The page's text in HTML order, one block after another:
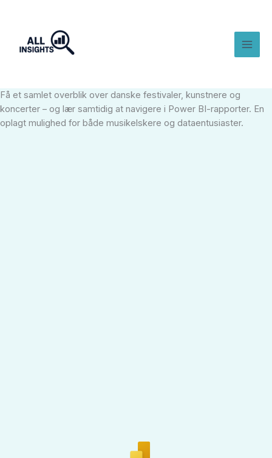
indholdet
Få et samlet overblik over danske festivaler, kunstnere og
koncerter – og lær samtidig at navigere i Power BI-rapporter. En
oplagt mulighed for både musikelskere og dataentusiaster.